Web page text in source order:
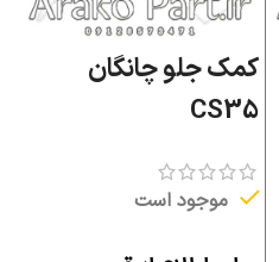
کمک جلو چانگان
CS35
موجود است